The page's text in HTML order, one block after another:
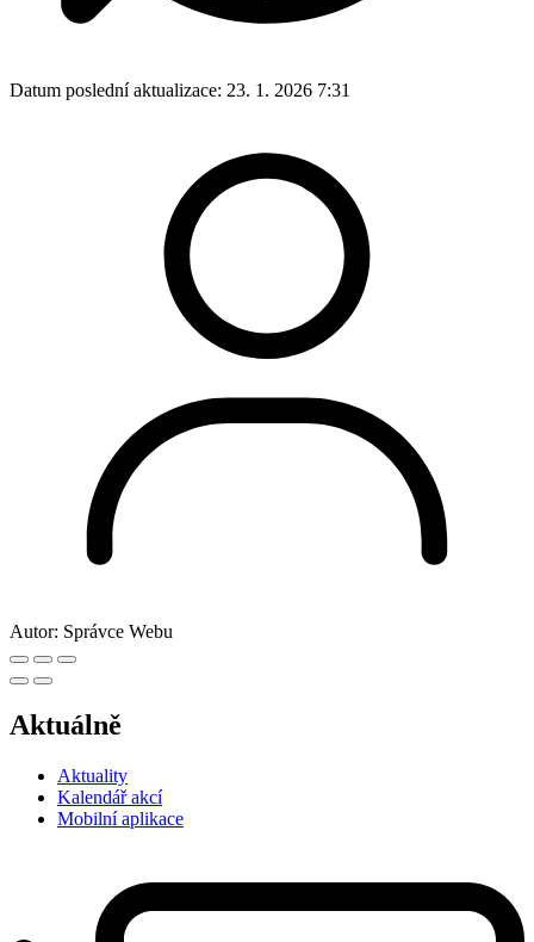
Datum poslední aktualizace: 23. 1. 2026 7:31
Autor: Správce Webu
Aktuálně
Aktuality
Kalendář akcí
Mobilní aplikace